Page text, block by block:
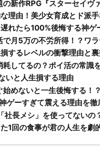
の新作RPG『スターセイヴ
理由！美少女育成とド派
れたら100%後悔する神ゲ
で月5万の不労所得！？ワ
するレベルの衝撃理由と裏
耗してるの？ポイ活の常識
いと人生損する理由
始めないと一生後悔する！
ゲーすぎて震える理由を徹
社長メシ」を使ってない
1回の食事が君の人生を劇